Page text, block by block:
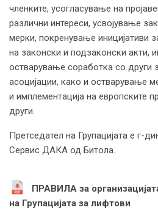
членките, усогласување на
различни интереси, усвојување
мерки, покренување иницијативи
на законски и подзаконски акти,
остварување соработка со други
асоцијации, како и остварување
и имплементација на европските
други.
Претседател на Групацијата е г-
Сервис ДАКА од Битола.
ПРАВИЛА за
на Групацијата за лифтови